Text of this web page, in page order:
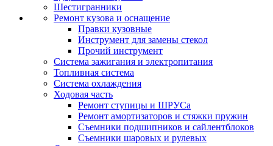
Шестигранники
Ремонт кузова и оснащение
Правки кузовные
Инструмент для замены стекол
Прочий инструмент
Система зажигания и электропитания
Топливная система
Система охлаждения
Ходовая часть
Ремонт ступицы и ШРУСа
Ремонт амортизаторов и стяжки пружин
Съемники подшипников и сайлентблоков
Съемники шаровых и рулевых